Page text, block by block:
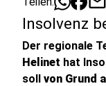
Insolvenz
Der regionale
Helinet hat
soll von Grund